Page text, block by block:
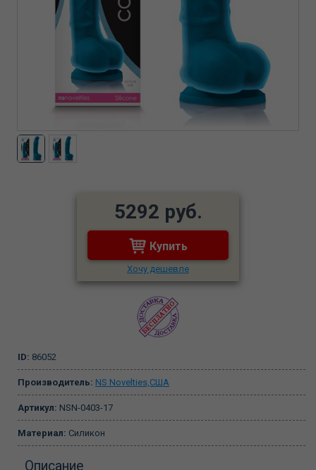
5292 руб.
Купить
Хочу дешевле
ID: 86052
Производитель: NS Novelties,США
Артикул: NSN-0403-17
Материал: Силикон
Описание